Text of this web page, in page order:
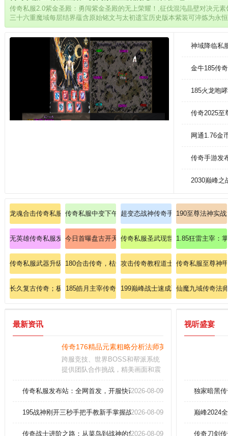
传奇私服2.0紫金圣殿：勇闯紫金圣殿的无上荣耀！,征伐混沌晶壁对决元
三十六重魔域每层结界蕴含原始铭文与太初遗宝历史版本紫装可淬炼为永
神域降临私
金牛185传
185火龙咆
传奇2025至
网通1.76金
传奇手游发
2030巅峰之
龙魂合击传奇私服：龙魂觉醒，双倍爆率横扫玛法！
传奇私服中变下午16点：下午四点，传奇新纪元启程
超变态战神传奇手把手教学提升法
190至尊法神实
无英雄传奇私服发布网：纯粹传奇，英雄不在
今日首曝盘古开天传奇私服：道士神兽白虎终极驯化攻
传奇私服圣武现世：收集全服至尊
1.85狂雷主宰：
传奇私服武器升级心得分享：玩家分享武器升级的心得和经验
180合击传奇，枯燥刷出大还丹。攻击传奇教程道士如何怎样升高英
传奇私服至尊神
长久复古传奇；极度寂寞拍卖光芒护腕(诅咒)
185皓月主宰传奇 199巅峰战士速成班：狂战怒吼，半
仙魔九域传奇法
最新资讯
传奇176精品元素粗略分析法师英雄幽灵盾
跨服竞技、世界BOSS和帮派系统
提供团队合作挑战，精美画面和震
佳。特色：支持线上自由交易装
您重获荣耀，征服游戏世界。保持
习和学习。
传奇私服发布站：全网首发，开服快讯，独家爆料尽在掌握！
2026-08-09
195战神刚开三秒手把手教新手掌握战士烈火剑法？
2026-08-09
传奇战士进阶之路：从菜鸟到战神的华丽转身
2026-08-09
视听盛宴
独家暗黑
巅峰2024
传奇刀剑